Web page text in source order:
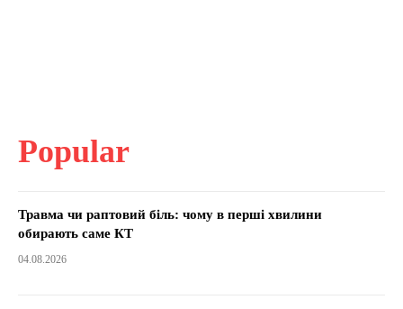
Popular
Травма чи раптовий біль: чому в перші хвилини
обирають саме КТ
04.08.2026